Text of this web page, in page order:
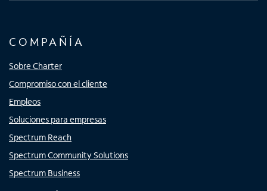
COMPAÑÍA
Sobre Charter
Compromiso con el cliente
Empleos
Soluciones para empresas
Spectrum Reach
Spectrum Community Solutions
Spectrum Business